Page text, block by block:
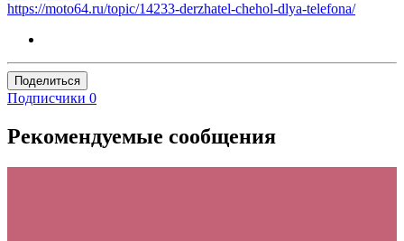
https://moto64.ru/topic/14233-derzhatel-chehol-dlya-telefona/
Поделиться
Подписчики 0
Рекомендуемые сообщения